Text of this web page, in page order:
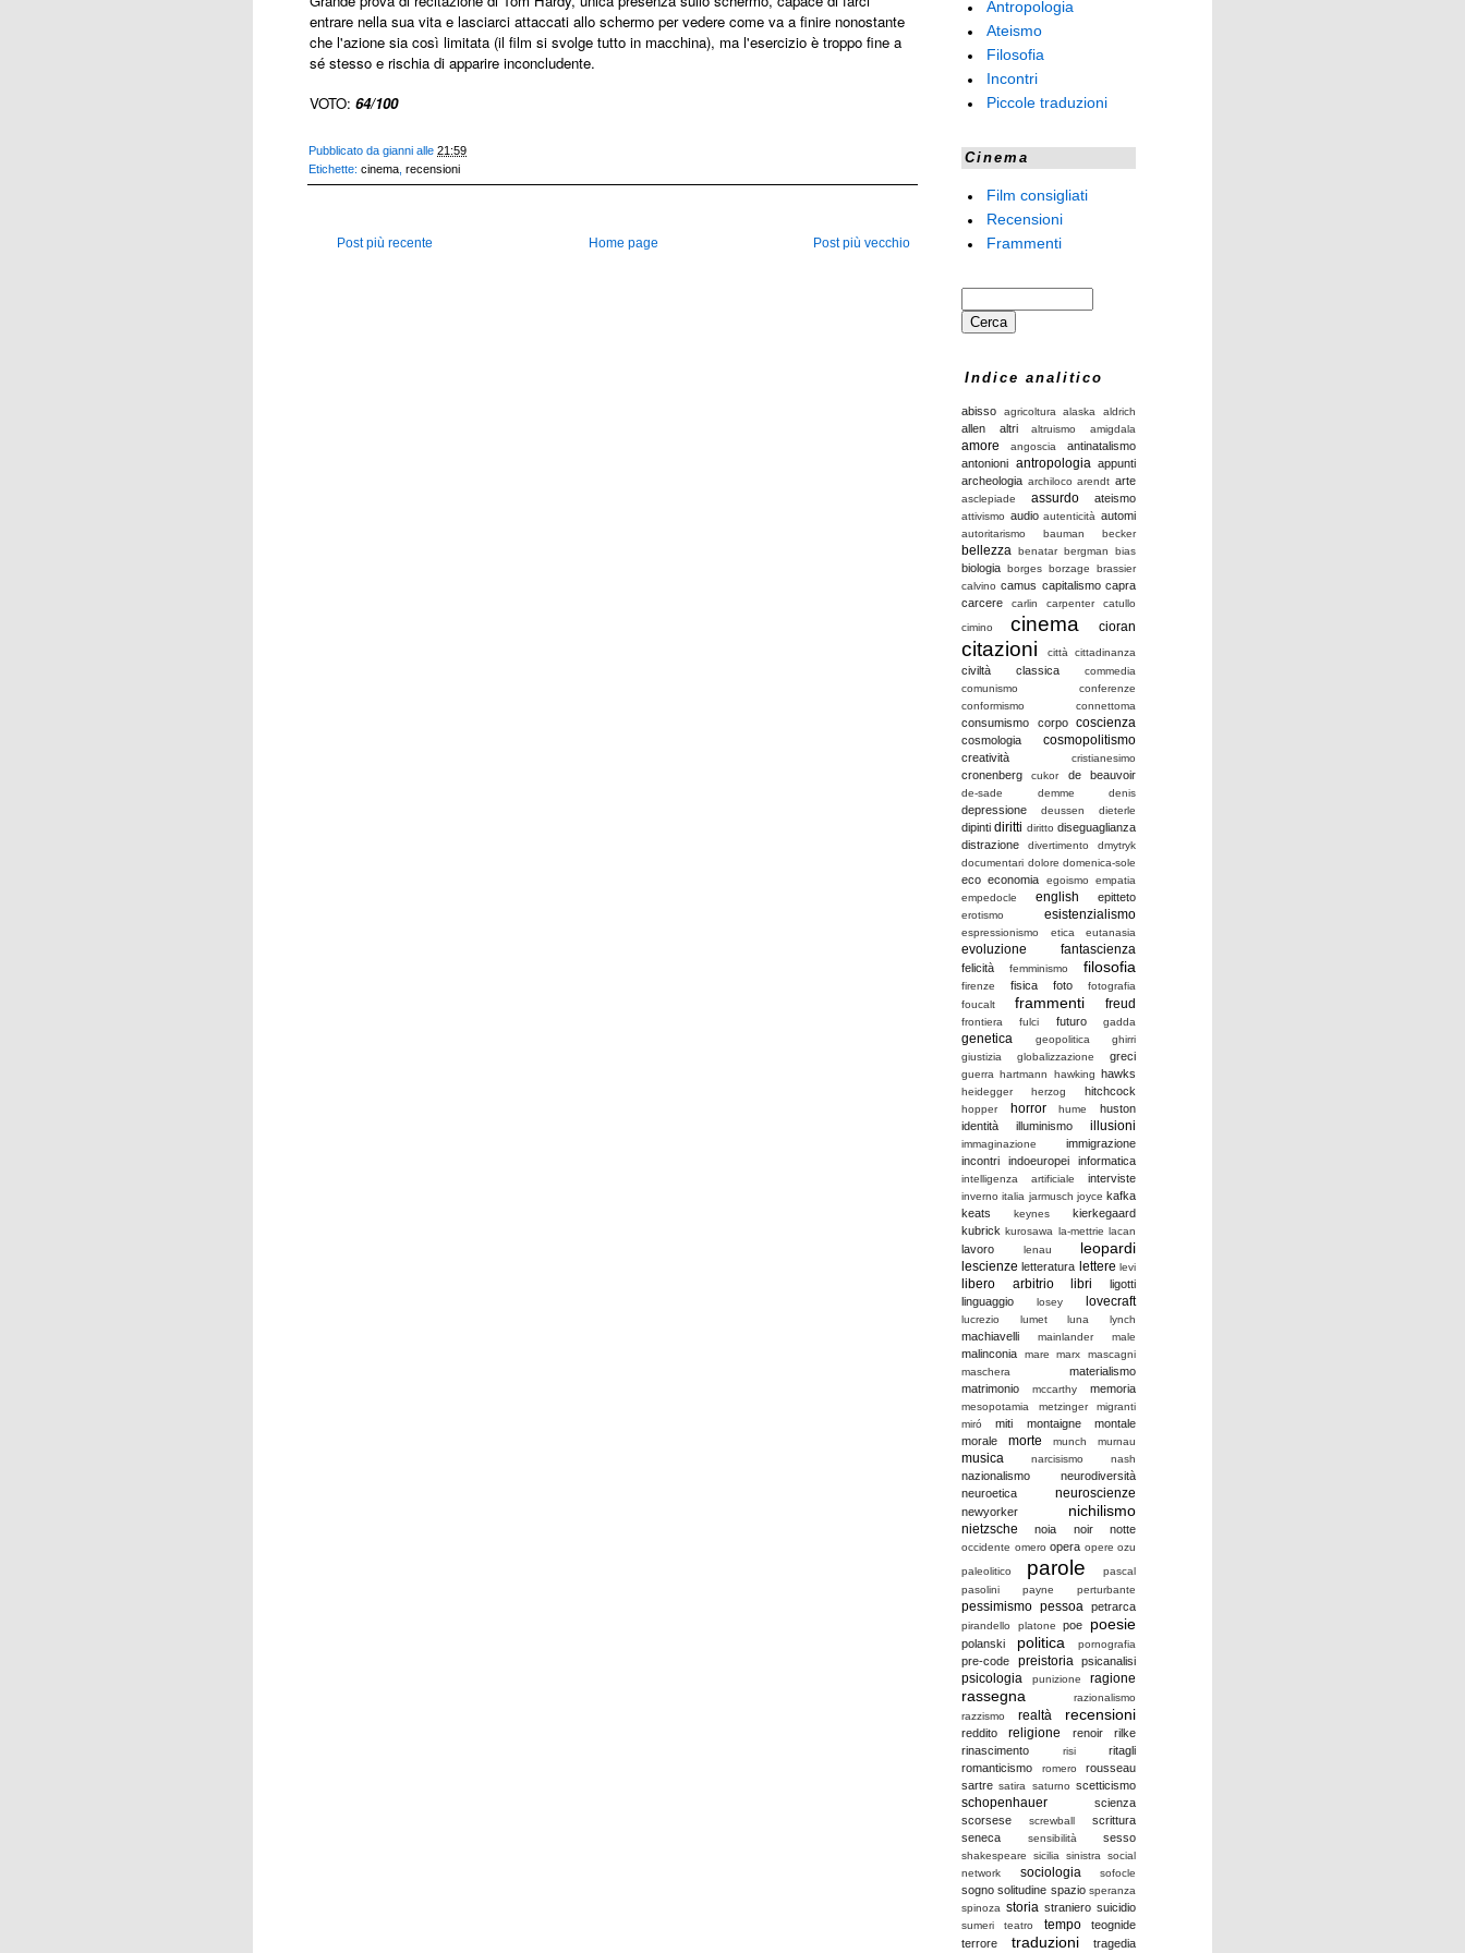
entrare nella sua vita e lasciarci attaccati allo schermo per vedere come va a finire nonostante
che l'azione sia così limitata (il film si svolge tutto in macchina), ma l'esercizio è troppo fine a
sé stesso e rischia di apparire inconcludente.
VOTO: 64/100
Pubblicato dagianni alle21:59
Etichette:cinema ,recensioni
Post più recente Post più vecchio
Home page
Antropologia
Ateismo
Filosofia
Incontri
Piccole traduzioni
Cinema
Film consigliati
Recensioni
Frammenti
Indice analitico
abisso agricoltura alaska aldrich
allen altri altruismo amigdala
amore angoscia
antinatalismo
antonioni antropologia appunti
archeologia archiloco arendt arte
asclepiade assurdo ateismo
attivismo audio autenticità automi
autoritarismo bauman becker
bellezza benatar bergman bias
biologia borges borzage
brassier
calvino camus capitalismo capra
carcere
carlin carpenter
catullo
cimino
cinema cioran
citazioni città cittadinanza
civiltà classica
commedia
comunismo
conferenze
conformismo
connettoma
consumismo corpo coscienza
cosmologia cosmopolitismo
creatività cristianesimo
cronenberg cukor de beauvoir
de-sade demme denis
depressione deussen dieterle
dipinti diritti diritto diseguaglianza
distrazione
divertimento
dmytryk
documentari dolore domenica-sole
eco economia egoismo
empatia
empedocle
english epitteto
erotismo esistenzialismo
espressionismo etica eutanasia
evoluzione fantascienza
felicità femminismo filosofia
firenze fisica foto
fotografia
foucalt
frammenti freud
frontiera fulci futuro gadda
genetica geopolitica
ghirri
giustizia
globalizzazione greci
guerra hartmann hawking hawks
heidegger herzog hitchcock
hopper horror hume
huston
identità
illuminismo illusioni
immaginazione
immigrazione
incontri
indoeuropei informatica
intelligenza artificiale interviste
inverno italia jarmusch joyce kafka
keats
keynes
kierkegaard
kubrick kurosawa la-mettrie lacan
lavoro lenau leopardi
lescienze letteratura lettere levi
libero arbitrio libri
ligotti
linguaggio
losey lovecraft
lucrezio lumet luna lynch
machiavelli mainlander male
malinconia mare marx
mascagni
maschera
materialismo
matrimonio
mccarthy memoria
mesopotamia metzinger
migranti
miró
miti montaigne
montale
morale
morte munch murnau
musica narcisismo nash
nazionalismo
neurodiversità
neuroetica
neuroscienze
newyorker nichilismo
nietzsche noia noir notte
occidente omero opera opere ozu
paleolitico
parole
pascal
pasolini
payne perturbante
pessimismo pessoa petrarca
pirandello platone poe poesie
polanski politica pornografia
pre-code preistoria psicanalisi
psicologia punizione ragione
rassegna
razionalismo
razzismo
realtà recensioni
reddito religione renoir
rilke
rinascimento
risi
ritagli
romanticismo
romero
rousseau
sartre satira saturno scetticismo
schopenhauer
scienza
scorsese
screwball
scrittura
seneca
sensibilità sesso
shakespeare sicilia sinistra
social
network
sociologia sofocle
sogno solitudine spazio speranza
spinoza storia straniero suicidio
sumeri teatro tempo
teognide
terrore
traduzioni tragedia